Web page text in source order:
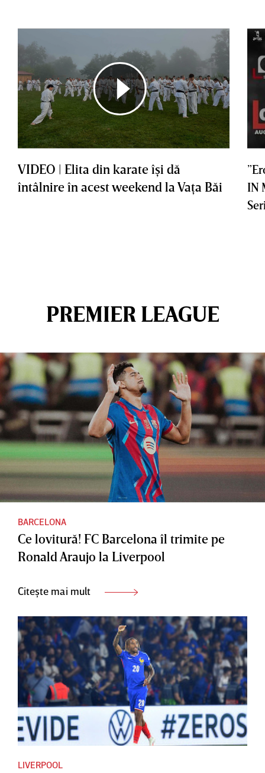
VIDEO | Elita din karate îşi dă
întâlnire în acest weekend la Vaţa Băi
IN
PREMIER LEAGUE
BARCELONA
Ce lovitură! FC Barcelona îl trimite pe
Ronald Araujo la Liverpool
Citește mai mult
LIVERPOOL